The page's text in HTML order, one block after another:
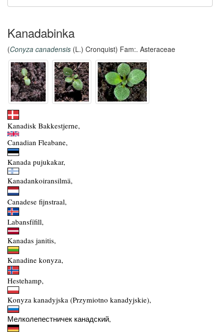
Kanadabinka
(Conyza canadensis (L.) Cronquist) Fam:. Asteraceae
Kanadisk Bakkestjerne,
Canadian Fleabane,
Kanada pujukakar,
Kanadankoiransilmä,
Canadese fijnstraal,
Labansfífill,
Kanadas janitis,
Kanadine konyza,
Hestehamp,
Konyza kanadyjska (Przymiotno kanadyjskie),
Мелколепестничек канадский,